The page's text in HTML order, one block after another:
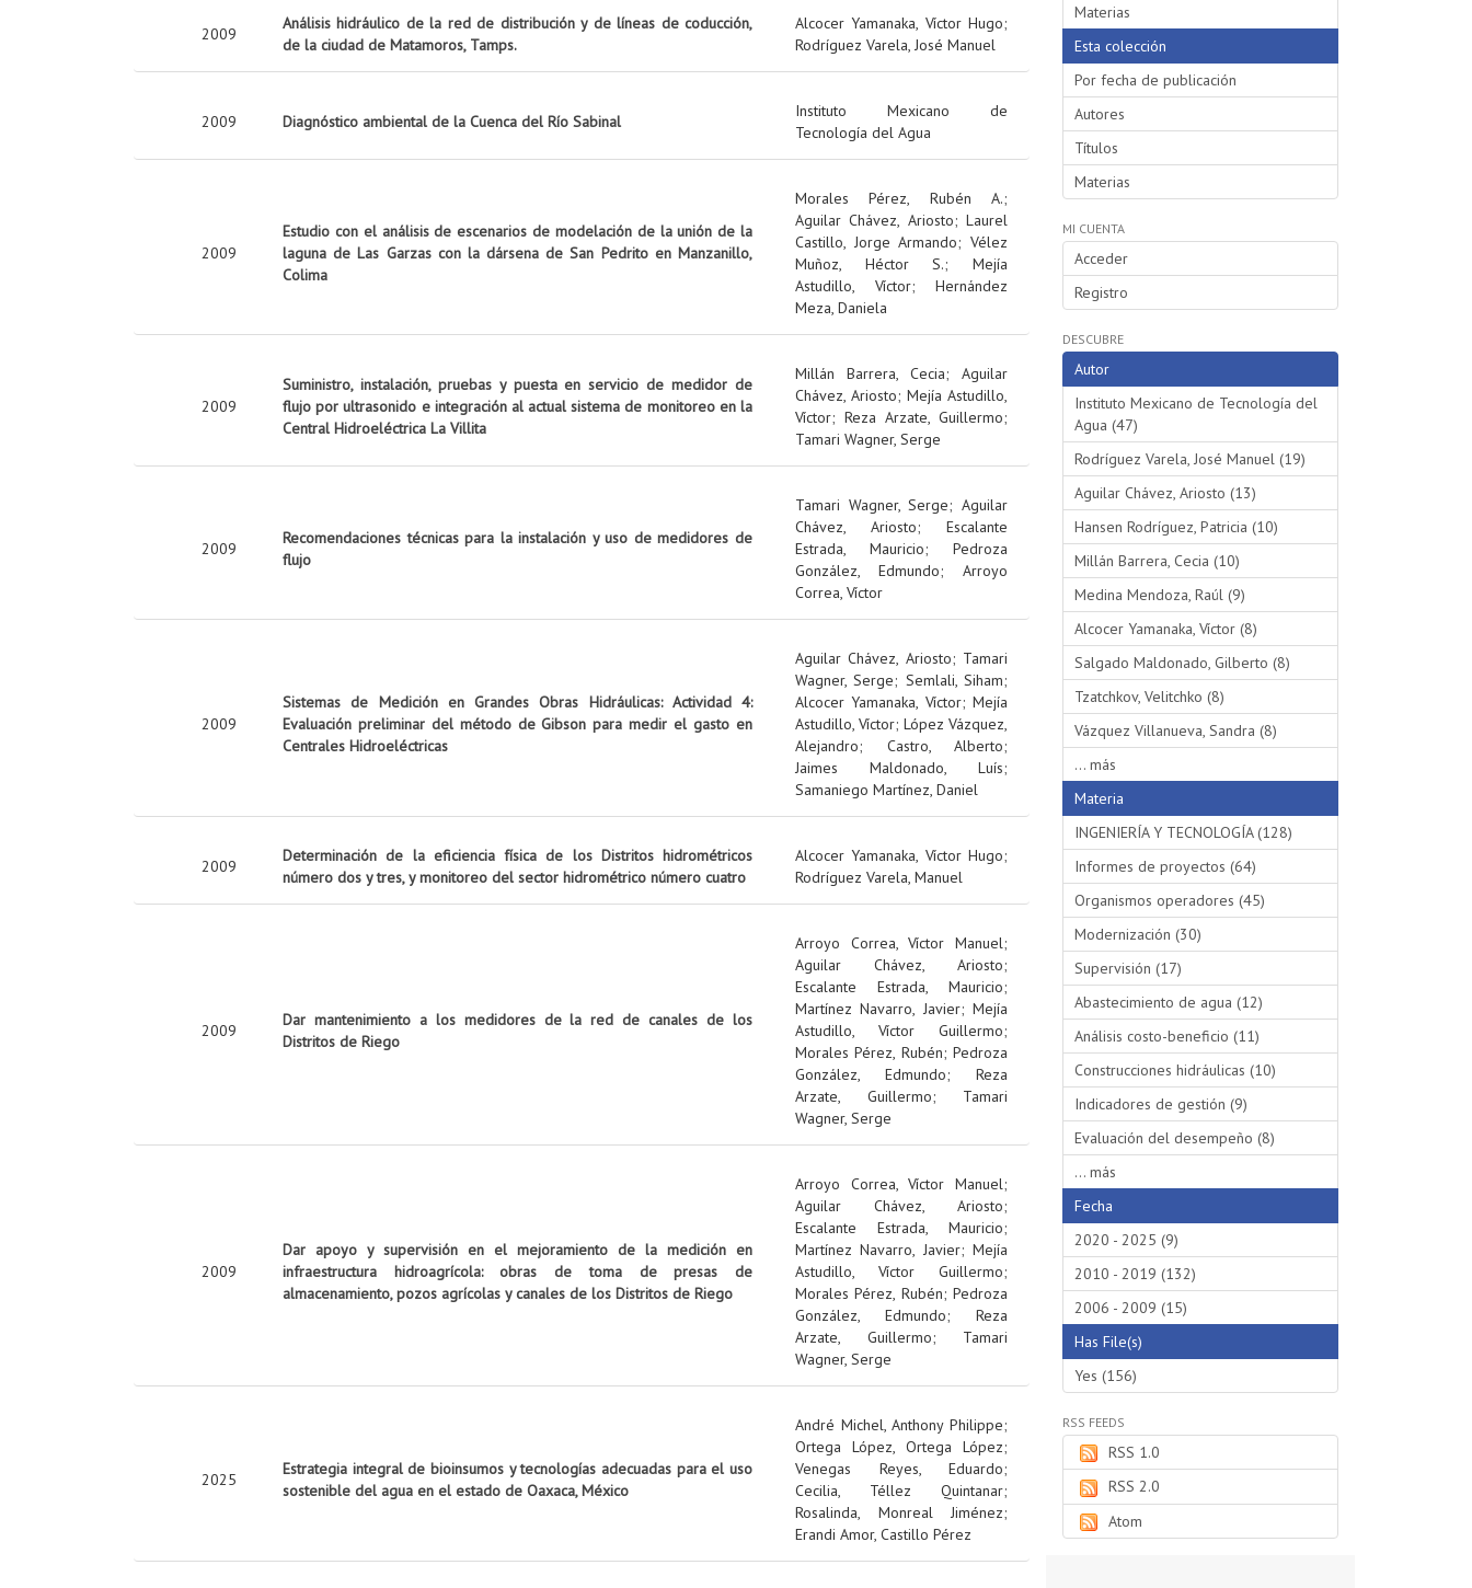
2009
Análisis hidráulico de la red de distribución y de líneas de coducción,
de la ciudad de Matamoros, Tamps.
Alcocer Yamanaka, Víctor Hugo;
Rodríguez Varela, José Manuel
2009 Diagnóstico ambiental de la Cuenca del Río Sabinal
Instituto Mexicano de
Tecnología del Agua
2009
Estudio con el análisis de escenarios de modelación de la unión de la
laguna de Las Garzas con la dársena de San Pedrito en Manzanillo,
Colima
Morales Pérez, Rubén A.;
Aguilar Chávez, Ariosto;Laurel
Castillo, Jorge Armando;Vélez
Muñoz, Héctor S.;Mejía
Astudillo, Víctor; Hernández
Meza, Daniela
2009
Suministro, instalación, pruebas y puesta en servicio de medidor de
flujo por ultrasonido e integración al actual sistema de monitoreo en la
Central Hidroeléctrica La Villita
Millán Barrera, Cecia; Aguilar
Chávez, Ariosto; Mejía Astudillo,
Víctor; Reza Arzate, Guillermo;
Tamari Wagner, Serge
2009
Recomendaciones técnicas para la instalación y uso de medidores de
flujo
Tamari Wagner, Serge;Aguilar
Chávez, Ariosto; Escalante
Estrada, Mauricio; Pedroza
González, Edmundo; Arroyo
Correa, Víctor
2009
Sistemas de Medición en Grandes Obras Hidráulicas: Actividad 4:
Evaluación preliminar del método de Gibson para medir el gasto en
Centrales Hidroeléctricas
Aguilar Chávez, Ariosto; Tamari
Wagner, Serge; Semlali, Siham;
Alcocer Yamanaka, Víctor;Mejía
Astudillo, Víctor; López Vázquez,
Alejandro; Castro, Alberto;
Jaimes Maldonado, Luís;
Samaniego Martínez, Daniel
2009
Determinación de la eficiencia física de los Distritos hidrométricos
número dos y tres, y monitoreo del sector hidrométrico número cuatro
Alcocer Yamanaka, Víctor Hugo;
Rodríguez Varela, Manuel
2009
Dar mantenimiento a los medidores de la red de canales de los
Distritos de Riego
Arroyo Correa, Víctor Manuel;
Aguilar Chávez, Ariosto;
Escalante Estrada, Mauricio;
Martínez Navarro, Javier;Mejía
Astudillo, Víctor Guillermo;
Morales Pérez, Rubén;Pedroza
González, Edmundo; Reza
Arzate, Guillermo; Tamari
Wagner, Serge
2009
Dar apoyo y supervisión en el mejoramiento de la medición en
infraestructura hidroagrícola: obras de toma de presas de
almacenamiento, pozos agrícolas y canales de los Distritos de Riego
Arroyo Correa, Víctor Manuel;
Aguilar Chávez, Ariosto;
Escalante Estrada, Mauricio;
Martínez Navarro, Javier;Mejía
Astudillo, Víctor Guillermo;
Morales Pérez, Rubén;Pedroza
González, Edmundo; Reza
Arzate, Guillermo; Tamari
Wagner, Serge
2025
Estrategia integral de bioinsumos y tecnologías adecuadas para el uso
sostenible del agua en el estado de Oaxaca, México
André Michel, Anthony Philippe;
Ortega López, Ortega López;
Venegas Reyes, Eduardo;
Cecilia, Téllez Quintanar;
Rosalinda, Monreal Jiménez;
Erandi Amor, Castillo Pérez
Materias
Esta colección
Por fecha de publicación
Autores
Títulos
Materias
MI CUENTA
Acceder
Registro
DESCUBRE
Autor
Instituto Mexicano de Tecnología del
Agua (47)
Rodríguez Varela, José Manuel (19)
Aguilar Chávez, Ariosto (13)
Hansen Rodríguez, Patricia (10)
Millán Barrera, Cecia (10)
Medina Mendoza, Raúl (9)
Alcocer Yamanaka, Víctor (8)
Salgado Maldonado, Gilberto (8)
Tzatchkov, Velitchko (8)
Vázquez Villanueva, Sandra (8)
... más
Materia
INGENIERÍA Y TECNOLOGÍA (128)
Informes de proyectos (64)
Organismos operadores (45)
Modernización (30)
Supervisión (17)
Abastecimiento de agua (12)
Análisis costo-beneficio (11)
Construcciones hidráulicas (10)
Indicadores de gestión (9)
Evaluación del desempeño (8)
... más
Fecha
2020 - 2025 (9)
2010 - 2019 (132)
2006 - 2009 (15)
Has File(s)
Yes (156)
RSS FEEDS
RSS 1.0
RSS 2.0
Atom